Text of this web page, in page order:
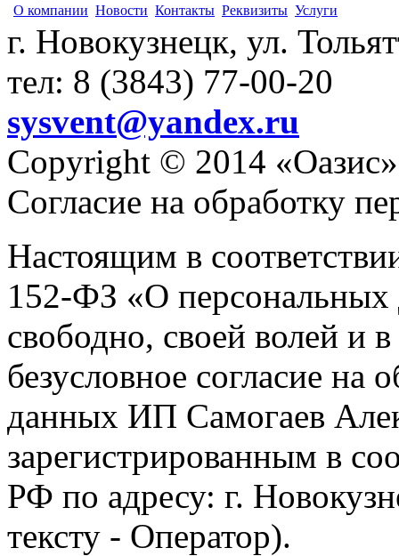
О компании Новости Контакты Реквизиты Услуги
г. Новокузнецк, ул.
тел: 8 (3843) 77-00-20
sysvent@yandex.ru
Copyright © 2014 «Оазис»
Согласие на обработку
Настоящим в
152-ФЗ «О персональных
свободно, своей волей и
безусловное согласие на
данных ИП Самогаев
зарегистрированным в
РФ по адресу: г.
тексту - Оператор).